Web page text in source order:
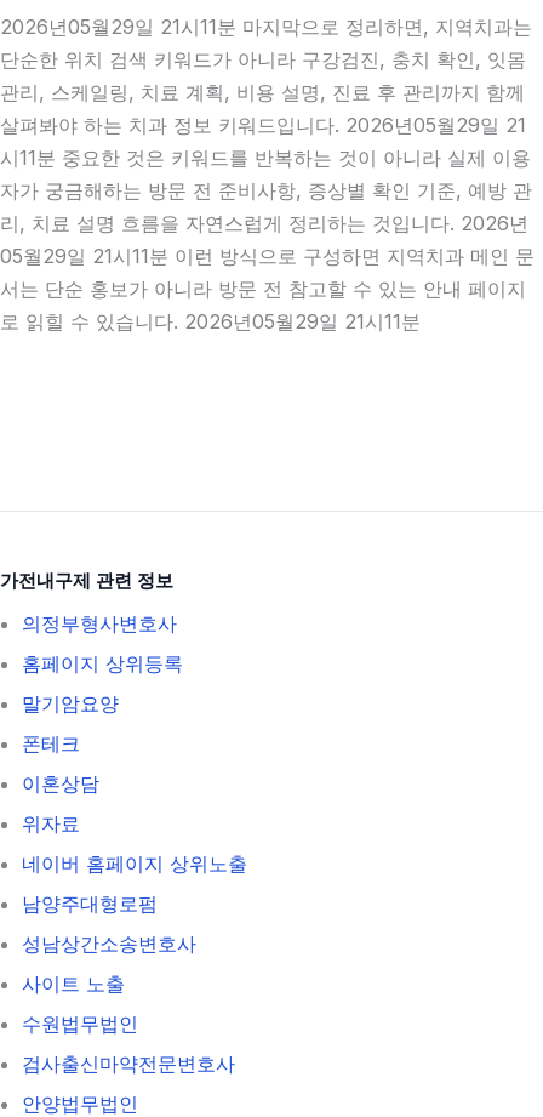
2026년05월29일 21시11분 마지막으로 정리하면, 지역치과는
단순한 위치 검색 키워드가 아니라 구강검진, 충치 확인, 잇몸
관리, 스케일링, 치료 계획, 비용 설명, 진료 후 관리까지 함께
살펴봐야 하는 치과 정보 키워드입니다. 2026년05월29일 21
시11분 중요한 것은 키워드를 반복하는 것이 아니라 실제 이용
자가 궁금해하는 방문 전 준비사항, 증상별 확인 기준, 예방 관
리, 치료 설명 흐름을 자연스럽게 정리하는 것입니다. 2026년
05월29일 21시11분 이런 방식으로 구성하면 지역치과 메인 문
서는 단순 홍보가 아니라 방문 전 참고할 수 있는 안내 페이지
로 읽힐 수 있습니다. 2026년05월29일 21시11분
가전내구제 관련 정보
의정부형사변호사
홈페이지 상위등록
말기암요양
폰테크
이혼상담
위자료
네이버 홈페이지 상위노출
남양주대형로펌
성남상간소송변호사
사이트 노출
수원법무법인
검사출신마약전문변호사
안양법무법인